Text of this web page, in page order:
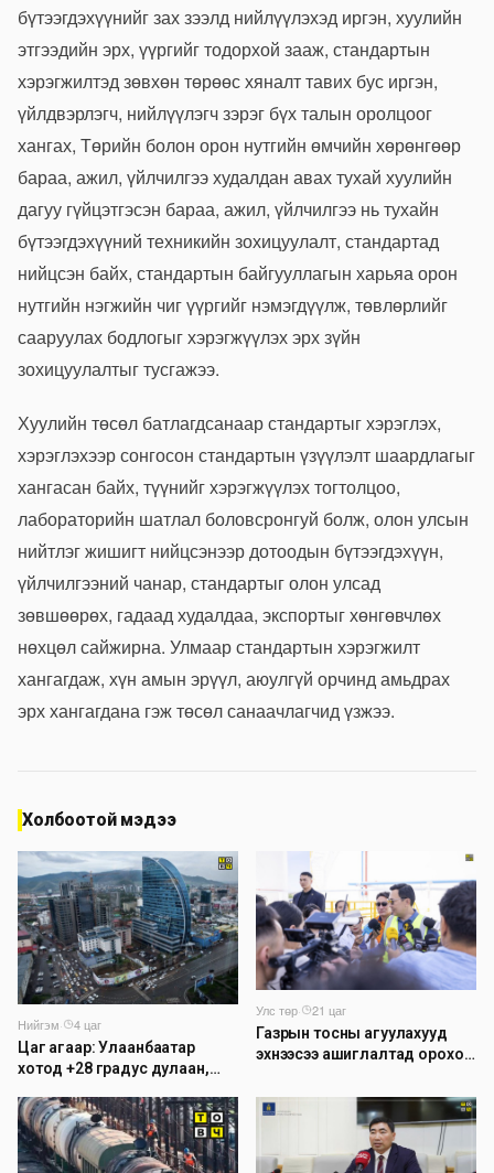
бүтээгдэхүүнийг зах зээлд нийлүүлэхэд иргэн, хуулийн
этгээдийн эрх, үүргийг тодорхой зааж, стандартын
хэрэгжилтэд зөвхөн төрөөс хяналт тавих бус иргэн,
үйлдвэрлэгч, нийлүүлэгч зэрэг бүх талын оролцоог
хангах, Төрийн болон орон нутгийн өмчийн хөрөнгөөр
бараа, ажил, үйлчилгээ худалдан авах тухай хуулийн
дагуу гүйцэтгэсэн бараа, ажил, үйлчилгээ нь тухайн
бүтээгдэхүүний техникийн зохицуулалт, стандартад
нийцсэн байх, стандартын байгууллагын харьяа орон
нутгийн нэгжийн чиг үүргийг нэмэгдүүлж, төвлөрлийг
сааруулах бодлогыг хэрэгжүүлэх эрх зүйн
зохицуулалтыг тусгажээ.
Хуулийн төсөл батлагдсанаар стандартыг хэрэглэх,
хэрэглэхээр сонгосон стандартын үзүүлэлт шаардлагыг
хангасан байх, түүнийг хэрэгжүүлэх тогтолцоо,
лабораторийн шатлал боловсронгуй болж, олон улсын
нийтлэг жишигт нийцсэнээр дотоодын бүтээгдэхүүн,
үйлчилгээний чанар, стандартыг олон улсад
зөвшөөрөх, гадаад худалдаа, экспортыг хөнгөвчлөх
нөхцөл сайжирна. Улмаар стандартын хэрэгжилт
хангагдаж, хүн амын эрүүл, аюулгүй орчинд амьдрах
эрх хангагдана гэж төсөл санаачлагчид үзжээ.
Холбоотой мэдээ
Нийгэм·
4 цаг
Цаг агаар: Улаанбаатар
хотод +28 градус дулаан,
бороо орно
Улс төр·
21 цаг
Газрын тосны агуулахууд
эхнээсээ ашиглалтад ороход